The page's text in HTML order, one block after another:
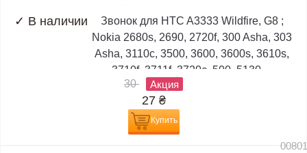
✓ В наличии
Звонок для HTC A3333 Wildfire, G8 ;
Nokia 2680s, 2690, 2720f, 300 Asha, 303
Asha, 3110c, 3500, 3600, 3600s, 3610s,
3710f, 3711f, 3720c, 500, 5130,...
30
Акция
27 ₴
Купить